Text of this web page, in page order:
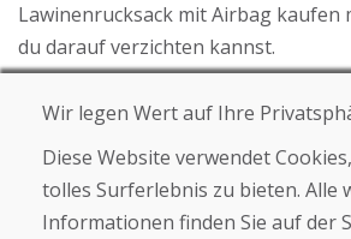
Lawinenrucksack mit Airbag kaufen
du darauf verzichten kannst.
wissen wollten? Schauen Sie hinein
Sie Top-Kleidung oder -Ausrüstung
Wir legen Wert auf Ihre
Diese Website verwendet
tolles Surferlebnis zu bieten. Alle
Informationen finden Sie auf der